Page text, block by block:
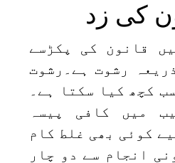
کی زد
قانون کی پکڑسے
رشوت ہے۔رشوت
کچھ کیا سکتا ہے۔
میں کافی پیسہ
کوئی بھی غلط کام
انجام سے دو چار